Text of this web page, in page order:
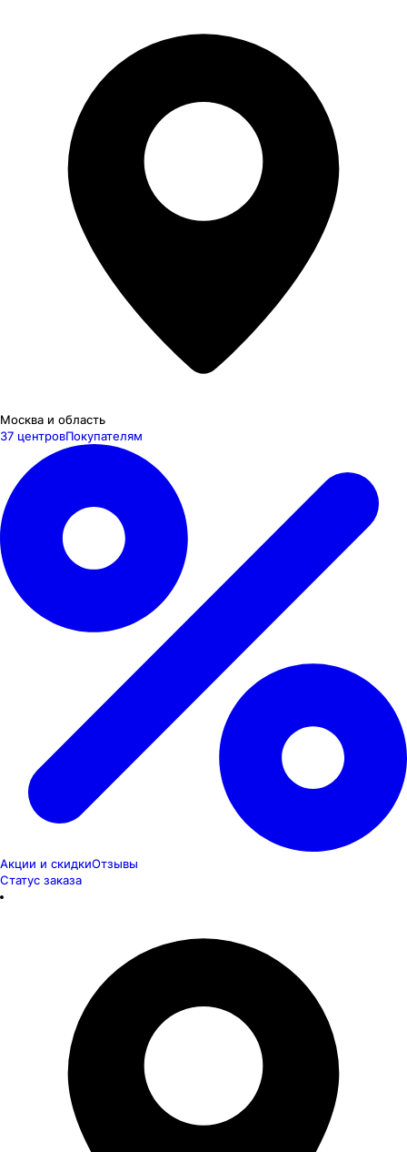
Москва и область
37 центровПокупателям
Акции и скидкиОтзывы
Статус заказа